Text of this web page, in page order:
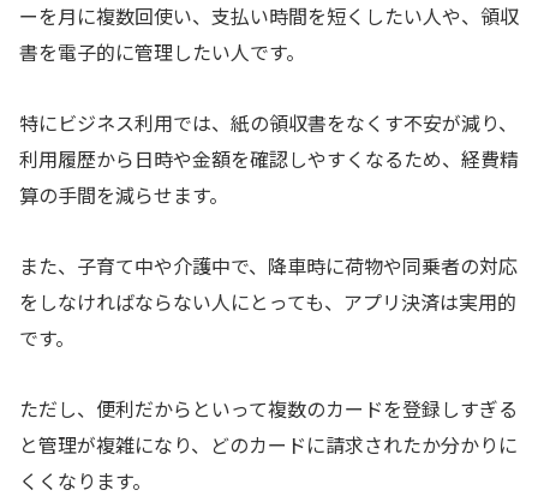
ーを月に複数回使い、支払い時間を短くしたい人や、領収
書を電子的に管理したい人です。
特にビジネス利用では、紙の領収書をなくす不安が減り、
利用履歴から日時や金額を確認しやすくなるため、経費精
算の手間を減らせます。
また、子育て中や介護中で、降車時に荷物や同乗者の対応
をしなければならない人にとっても、アプリ決済は実用的
です。
ただし、便利だからといって複数のカードを登録しすぎる
と管理が複雑になり、どのカードに請求されたか分かりに
くくなります。